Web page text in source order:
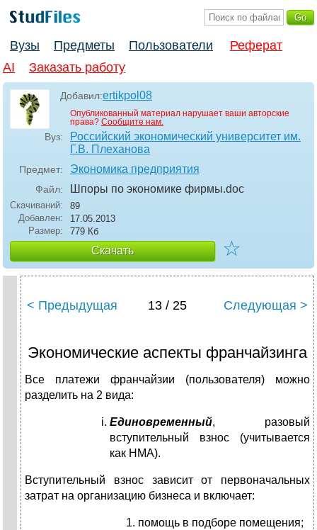
Вузы Предметы Пользователи
Реферат
AI
Заказать работу
Добавил:ertikpol08
Опубликованный материал нарушает ваши авторские
права? Сообщите нам.
Вуз:
Российский экономический университет им.
Г.В. Плеханова
Предмет: Экономика предприятия
Файл: Шпоры по экономике фирмы.doc
Скачиваний:
89
Добавлен:
17.05.2013
Размер:
779 Кб
Скачать ☆
< Предыдущая 13 / 25 Следующая >
Экономические аспекты франчайзинга
Все платежи франчайзии (пользователя) можно
разделить на 2 вида:
Единовременный, разовый
вступительный взнос (учитывается
как НМА).
Вступительный взнос зависит от первоначальных
затрат на организацию бизнеса и включает:
помощь в подборе помещения;